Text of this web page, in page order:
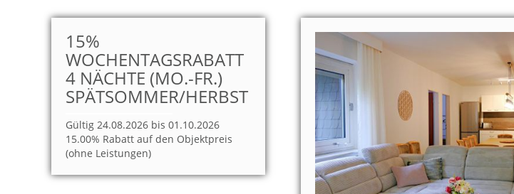
15%
WOCHENTAGSRABATT
4 NÄCHTE (MO.-FR.)
SPÄTSOMMER/HERBST
Gültig 24.08.2026 bis 01.10.2026
15.00% Rabatt auf den Objektpreis
(ohne Leistungen)